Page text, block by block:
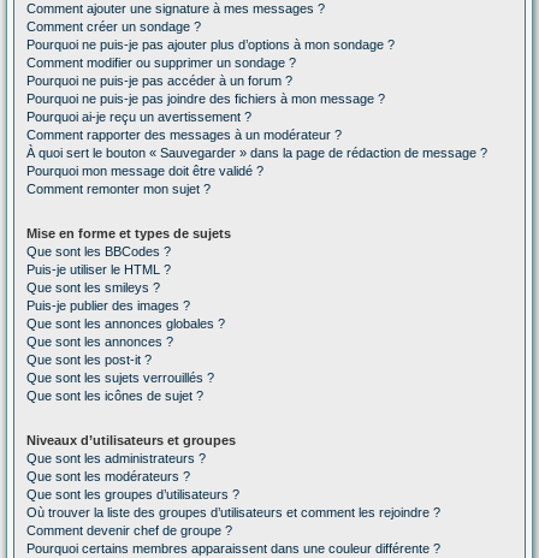
Comment ajouter une signature à mes messages ?
Comment créer un sondage ?
Pourquoi ne puis-je pas ajouter plus d’options à mon sondage ?
Comment modifier ou supprimer un sondage ?
Pourquoi ne puis-je pas accéder à un forum ?
Pourquoi ne puis-je pas joindre des fichiers à mon message ?
Pourquoi ai-je reçu un avertissement ?
Comment rapporter des messages à un modérateur ?
À quoi sert le bouton « Sauvegarder » dans la page de rédaction de message ?
Pourquoi mon message doit être validé ?
Comment remonter mon sujet ?
Mise en forme et types de sujets
Que sont les BBCodes ?
Puis-je utiliser le HTML ?
Que sont les smileys ?
Puis-je publier des images ?
Que sont les annonces globales ?
Que sont les annonces ?
Que sont les post-it ?
Que sont les sujets verrouillés ?
Que sont les icônes de sujet ?
Niveaux d’utilisateurs et groupes
Que sont les administrateurs ?
Que sont les modérateurs ?
Que sont les groupes d’utilisateurs ?
Où trouver la liste des groupes d’utilisateurs et comment les rejoindre ?
Comment devenir chef de groupe ?
Pourquoi certains membres apparaissent dans une couleur différente ?